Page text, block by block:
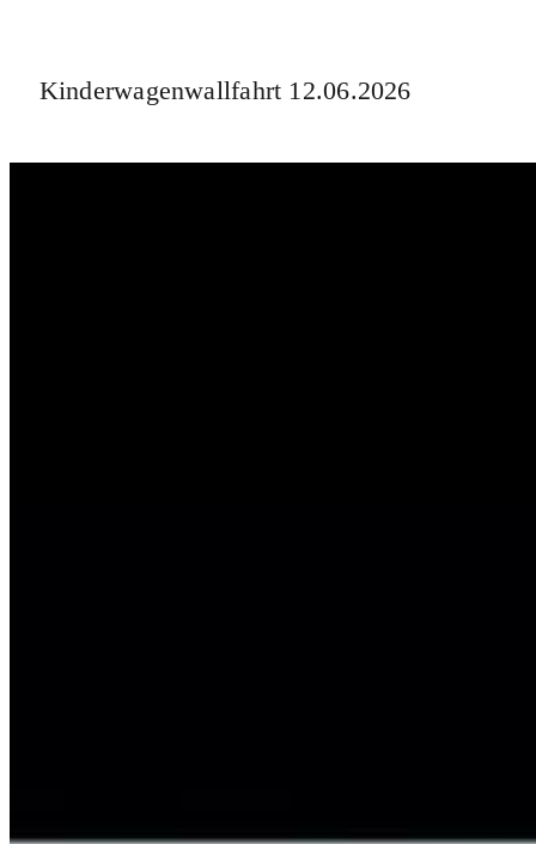
Kinderwagenwallfahrt 12.06.2026